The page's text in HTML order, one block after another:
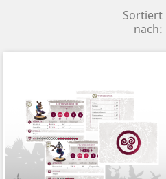
Sortiert
nach: